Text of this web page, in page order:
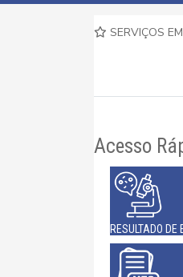
SERVIÇOS
Acesso
RESULTADO DE